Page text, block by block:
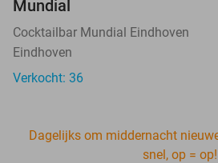
Mundial
Cocktailbar Mundial Eindhoven
Eindhoven
Verkocht: 36
Dagelijks om middernacht
snel, op = op!